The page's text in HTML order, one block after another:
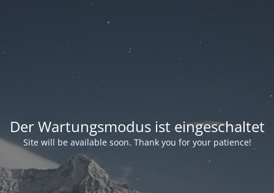
Der Wartungsmodus ist eingeschaltet
Site will be available soon. Thank you for your patience!